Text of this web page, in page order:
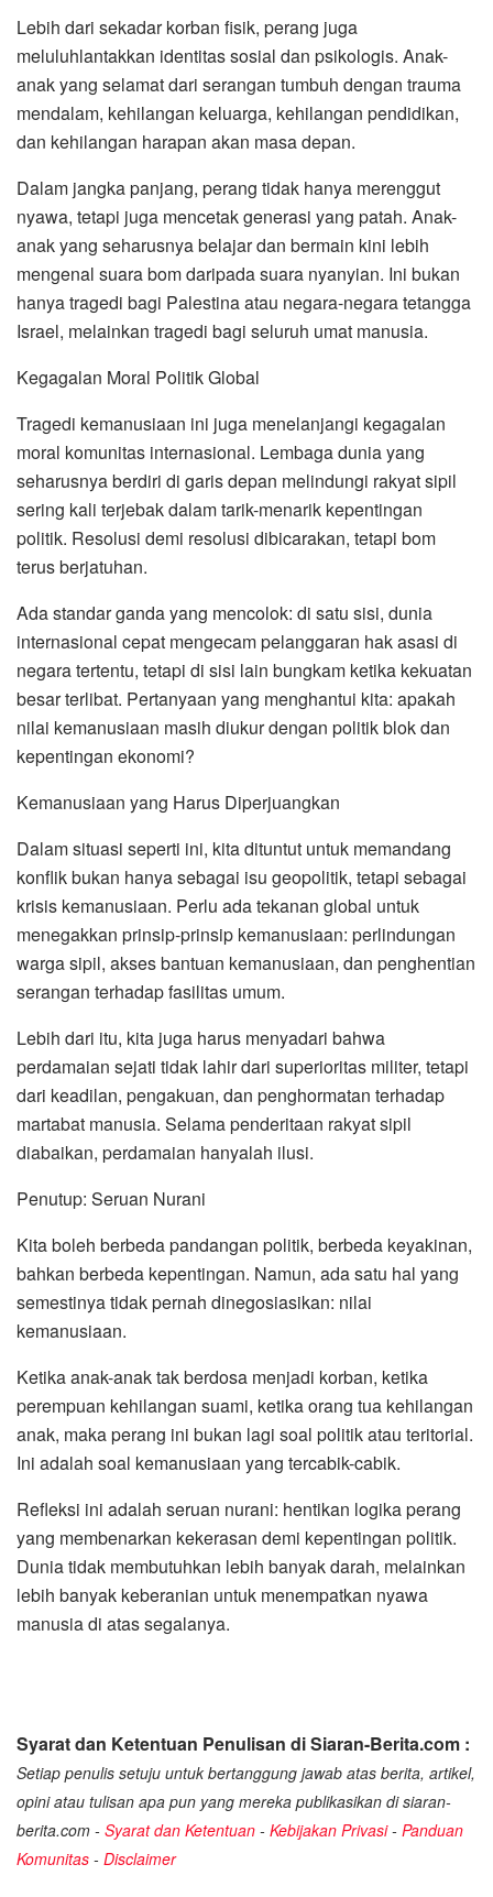
Lebih dari sekadar korban fisik, perang juga
meluluhlantakkan identitas sosial dan psikologis. Anak-
anak yang selamat dari serangan tumbuh dengan trauma
mendalam, kehilangan keluarga, kehilangan pendidikan,
dan kehilangan harapan akan masa depan.
Dalam jangka panjang, perang tidak hanya merenggut
nyawa, tetapi juga mencetak generasi yang patah. Anak-
anak yang seharusnya belajar dan bermain kini lebih
mengenal suara bom daripada suara nyanyian. Ini bukan
hanya tragedi bagi Palestina atau negara-negara tetangga
Israel, melainkan tragedi bagi seluruh umat manusia.
Kegagalan Moral Politik Global
Tragedi kemanusiaan ini juga menelanjangi kegagalan
moral komunitas internasional. Lembaga dunia yang
seharusnya berdiri di garis depan melindungi rakyat sipil
sering kali terjebak dalam tarik-menarik kepentingan
politik. Resolusi demi resolusi dibicarakan, tetapi bom
terus berjatuhan.
Ada standar ganda yang mencolok: di satu sisi, dunia
internasional cepat mengecam pelanggaran hak asasi di
negara tertentu, tetapi di sisi lain bungkam ketika kekuatan
besar terlibat. Pertanyaan yang menghantui kita: apakah
nilai kemanusiaan masih diukur dengan politik blok dan
kepentingan ekonomi?
Kemanusiaan yang Harus Diperjuangkan
Dalam situasi seperti ini, kita dituntut untuk memandang
konflik bukan hanya sebagai isu geopolitik, tetapi sebagai
krisis kemanusiaan. Perlu ada tekanan global untuk
menegakkan prinsip-prinsip kemanusiaan: perlindungan
warga sipil, akses bantuan kemanusiaan, dan penghentian
serangan terhadap fasilitas umum.
Lebih dari itu, kita juga harus menyadari bahwa
perdamaian sejati tidak lahir dari superioritas militer, tetapi
dari keadilan, pengakuan, dan penghormatan terhadap
martabat manusia. Selama penderitaan rakyat sipil
diabaikan, perdamaian hanyalah ilusi.
Penutup: Seruan Nurani
Kita boleh berbeda pandangan politik, berbeda keyakinan,
bahkan berbeda kepentingan. Namun, ada satu hal yang
semestinya tidak pernah dinegosiasikan: nilai
kemanusiaan.
Ketika anak-anak tak berdosa menjadi korban, ketika
perempuan kehilangan suami, ketika orang tua kehilangan
anak, maka perang ini bukan lagi soal politik atau teritorial.
Ini adalah soal kemanusiaan yang tercabik-cabik.
Refleksi ini adalah seruan nurani: hentikan logika perang
yang membenarkan kekerasan demi kepentingan politik.
Dunia tidak membutuhkan lebih banyak darah, melainkan
lebih banyak keberanian untuk menempatkan nyawa
manusia di atas segalanya.
Syarat dan Ketentuan Penulisan di Siaran-Berita.com :
Setiap penulis setuju untuk bertanggung jawab atas berita, artikel,
opini atau tulisan apa pun yang mereka publikasikan di siaran-
berita.com - Syarat dan Ketentuan - Kebijakan Privasi- Panduan
Komunitas - Disclaimer